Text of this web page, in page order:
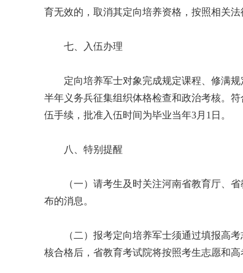
育无效的，取消其定向培养资格，按照相关
七、入伍办理
定向培养军士对象完成规定课程、修满规
半年义务兵征集组织体格检查和政治考核。
伍手续，批准入伍时间为毕业当年3月1日。
八、特别提醒
（一）请考生及时关注河南省教育厅、省
布的消息。
（二）报考定向培养军士须通过填报高考
核合格后，省教育考试院将按照考生志愿和高